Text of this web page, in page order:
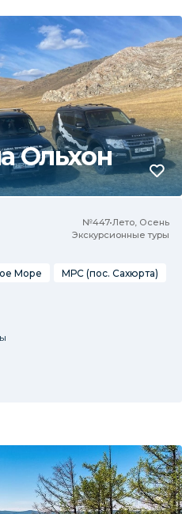
Ольхон
№447•Лето, Осень
Экскурсионные туры
Море
МРС (пос. Сахюрта)